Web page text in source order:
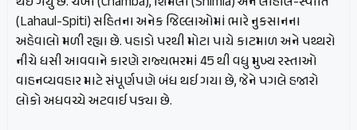
(Lahaul-Spiti) સહિતના અનેક જિલ્લાઓમાં ભારે નુકસાનના
અહેવાલો મળી રહ્યા છે. પહાડો પરથી મોટા પાયે કાટમાળ અને પથ્થરો
નીચે ધસી આવવાને કારણે રાજ્યભરમાં 45 થી વધુ મુખ્ય રસ્તાઓ
વાહનવ્યવહાર માટે સંપૂર્ણપણે બંધ થઈ ગયા છે, જેને પગલે હજારો
લોકો અધવચ્ચે અટવાઈ પડ્યા છે.